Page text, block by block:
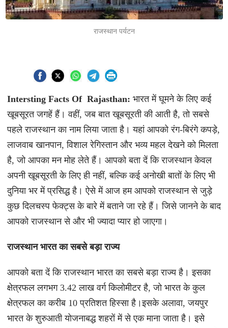
राजस्थान पर्यटन
Intersting Facts Of Rajasthan: भारत में घूमने के लिए कई
खूबसूरत जगहें हैं। वहीं, जब बात खूबसूरती की आती है, तो सबसे
पहले राजस्थान का नाम लिया जाता है। यहां आपको रंग-बिरंगे कपड़े,
लाजवाब खानपान, विशाल रेगिस्तान और भव्य महल देखने को मिलता
है, जो आपका मन मोह लेते हैं। आपको बता दें कि राजस्थान केवल
अपनी खूबसूरती के लिए ही नहीं, बल्कि कई अनोखी बातों के लिए भी
दुनिया भर में प्रसिद्ध है। ऐसे में आज हम आपको राजस्थान से जुड़े
कुछ दिलचस्प फेक्ट्स के बारे में बताने जा रहे हैं। जिसे जानने के बाद
आपको राजस्थान से और भी ज्यादा प्यार हो जाएगा।
राजस्थान भारत का सबसे बड़ा राज्य
आपको बता दें कि राजस्थान भारत का सबसे बड़ा राज्य है। इसका
क्षेत्रफल लगभग 3.42 लाख वर्ग किलोमीटर है, जो भारत के कुल
क्षेत्रफल का करीब 10 प्रतिशत हिस्सा है।इसके अलावा, जयपुर
भारत के शुरुआती योजनाबद्ध शहरों में से एक माना जाता है। इसे